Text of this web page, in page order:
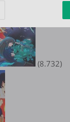
(8.732)